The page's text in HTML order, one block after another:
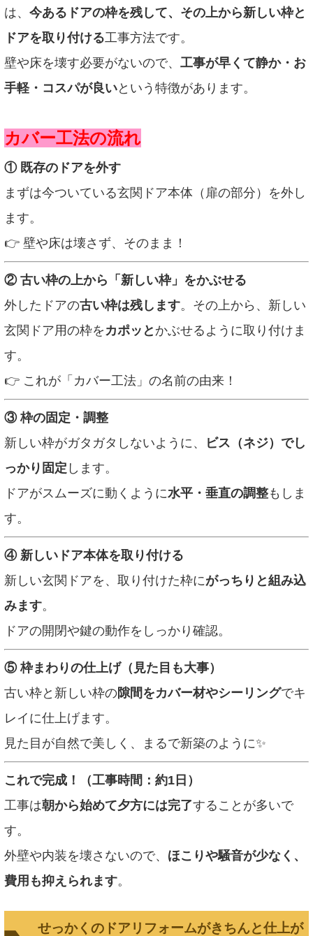
は、 今あるドアの枠を残して、その上から新しい枠と
ドアを取り付ける工事方法です。
壁や床を壊す必要がないので、 工事が早くて静か・お
手軽・コスパが良いという特徴があります。
カバー工法の流れ
① 既存のドアを外す
まずは今ついている玄関ドア本体（扉の部分）を外し
ます。
👉 壁や床は壊さず、そのまま！
② 古い枠の上から「新しい枠」をかぶせる
外したドアの古い枠は残します。その上から、新しい
玄関ドア用の枠を カポッと かぶせるように取り付けま
す。
👉 これが「カバー工法」の名前の由来！
③ 枠の固定・調整
新しい枠がガタガタしないように、
ビス（ネジ）でし
っかり固定 します。
ドアがスムーズに動くように水平・垂直の調整もしま
す。
④ 新しいドア本体を取り付ける
新しい玄関ドアを、取り付けた枠にがっちりと組み込
みます。
ドアの開閉や鍵の動作をしっかり確認。
⑤ 枠まわりの仕上げ（見た目も大事）
古い枠と新しい枠の隙間をカバー材やシーリングでキ
レイに仕上げます。
見た目が自然で美しく、まるで新築のように✨
これで完成！（工事時間：約1日）
工事は朝から始めて夕方には完了することが多いで
す。
外壁や内装を壊さないので、 ほこりや騒音が少なく、
費用も抑えられます。
せっかくのドアリフォームがきちんと仕上が